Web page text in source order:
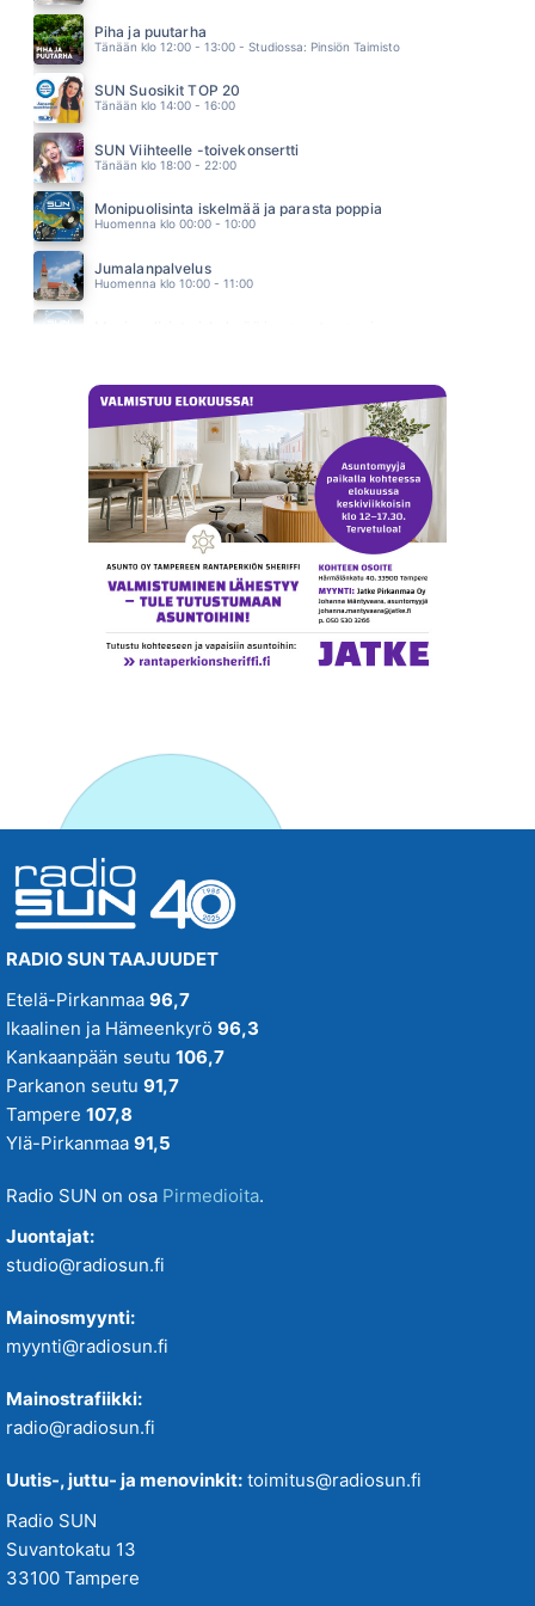
CHISU
01.57
Piha ja puutarha
Tänään klo 12:00 - 13:00 - Studiossa: Pinsiön Taimisto
SUN Suosikit TOP 20
Tänään klo 14:00 - 16:00
SUN Viihteelle -toivekonsertti
Tänään klo 18:00 - 22:00
Monipuolisinta iskelmää ja parasta poppia
Huomenna klo 00:00 - 10:00
Jumalanpalvelus
Huomenna klo 10:00 - 11:00
RADIO SUN TAAJUUDET
Etelä-Pirkanmaa 96,7
Ikaalinen ja Hämeenkyrö 96,3
Kankaanpään seutu 106,7
Parkanon seutu 91,7
Tampere 107,8
Ylä-Pirkanmaa 91,5
Radio SUN on osa Pirmedioita.
Juontajat:
studio@radiosun.fi
Mainosmyynti:
myynti@radiosun.fi
Mainostrafiikki:
radio@radiosun.fi
Uutis-, juttu- ja menovinkit: toimitus@radiosun.fi
Radio SUN
Suvantokatu 13
33100 Tampere